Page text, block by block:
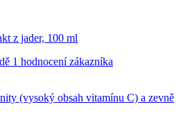
z jader, 100 ml
1 hodnocení zákazníka
(vysoký obsah vitamínu C) a zevně